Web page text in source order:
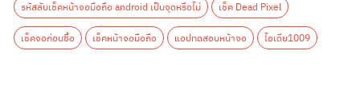
รหัสลับเช็คหน้าจอมือถือ android เป็นจุดหรือไม่ เช็ค Dead Pixel
เช็คจอก่อนซื้อ เช็คหน้าจอมือถือ แอปทดสอบหน้าจอ ไอเดีย1009